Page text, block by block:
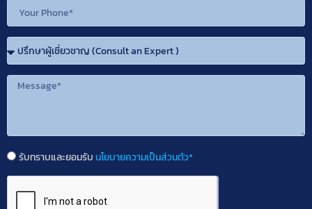
รับทราบและยอมรับ นโยบายความเป็นส่วนตัว*